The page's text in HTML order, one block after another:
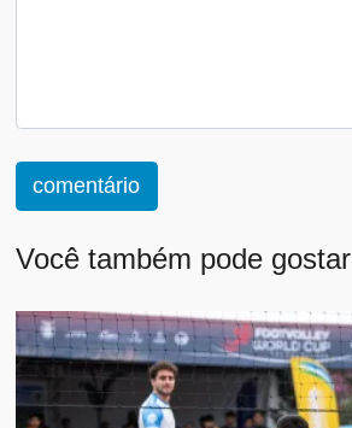
comentário
Você também pode gostar